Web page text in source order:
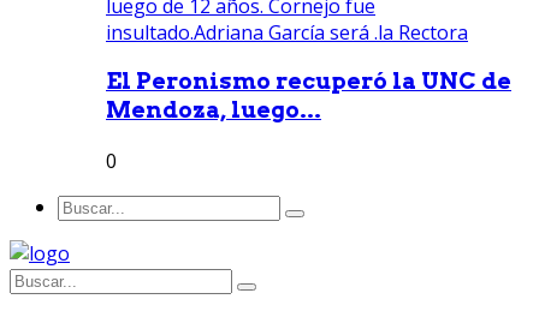
El Peronismo recuperó la UNC de
Mendoza, luego...
0